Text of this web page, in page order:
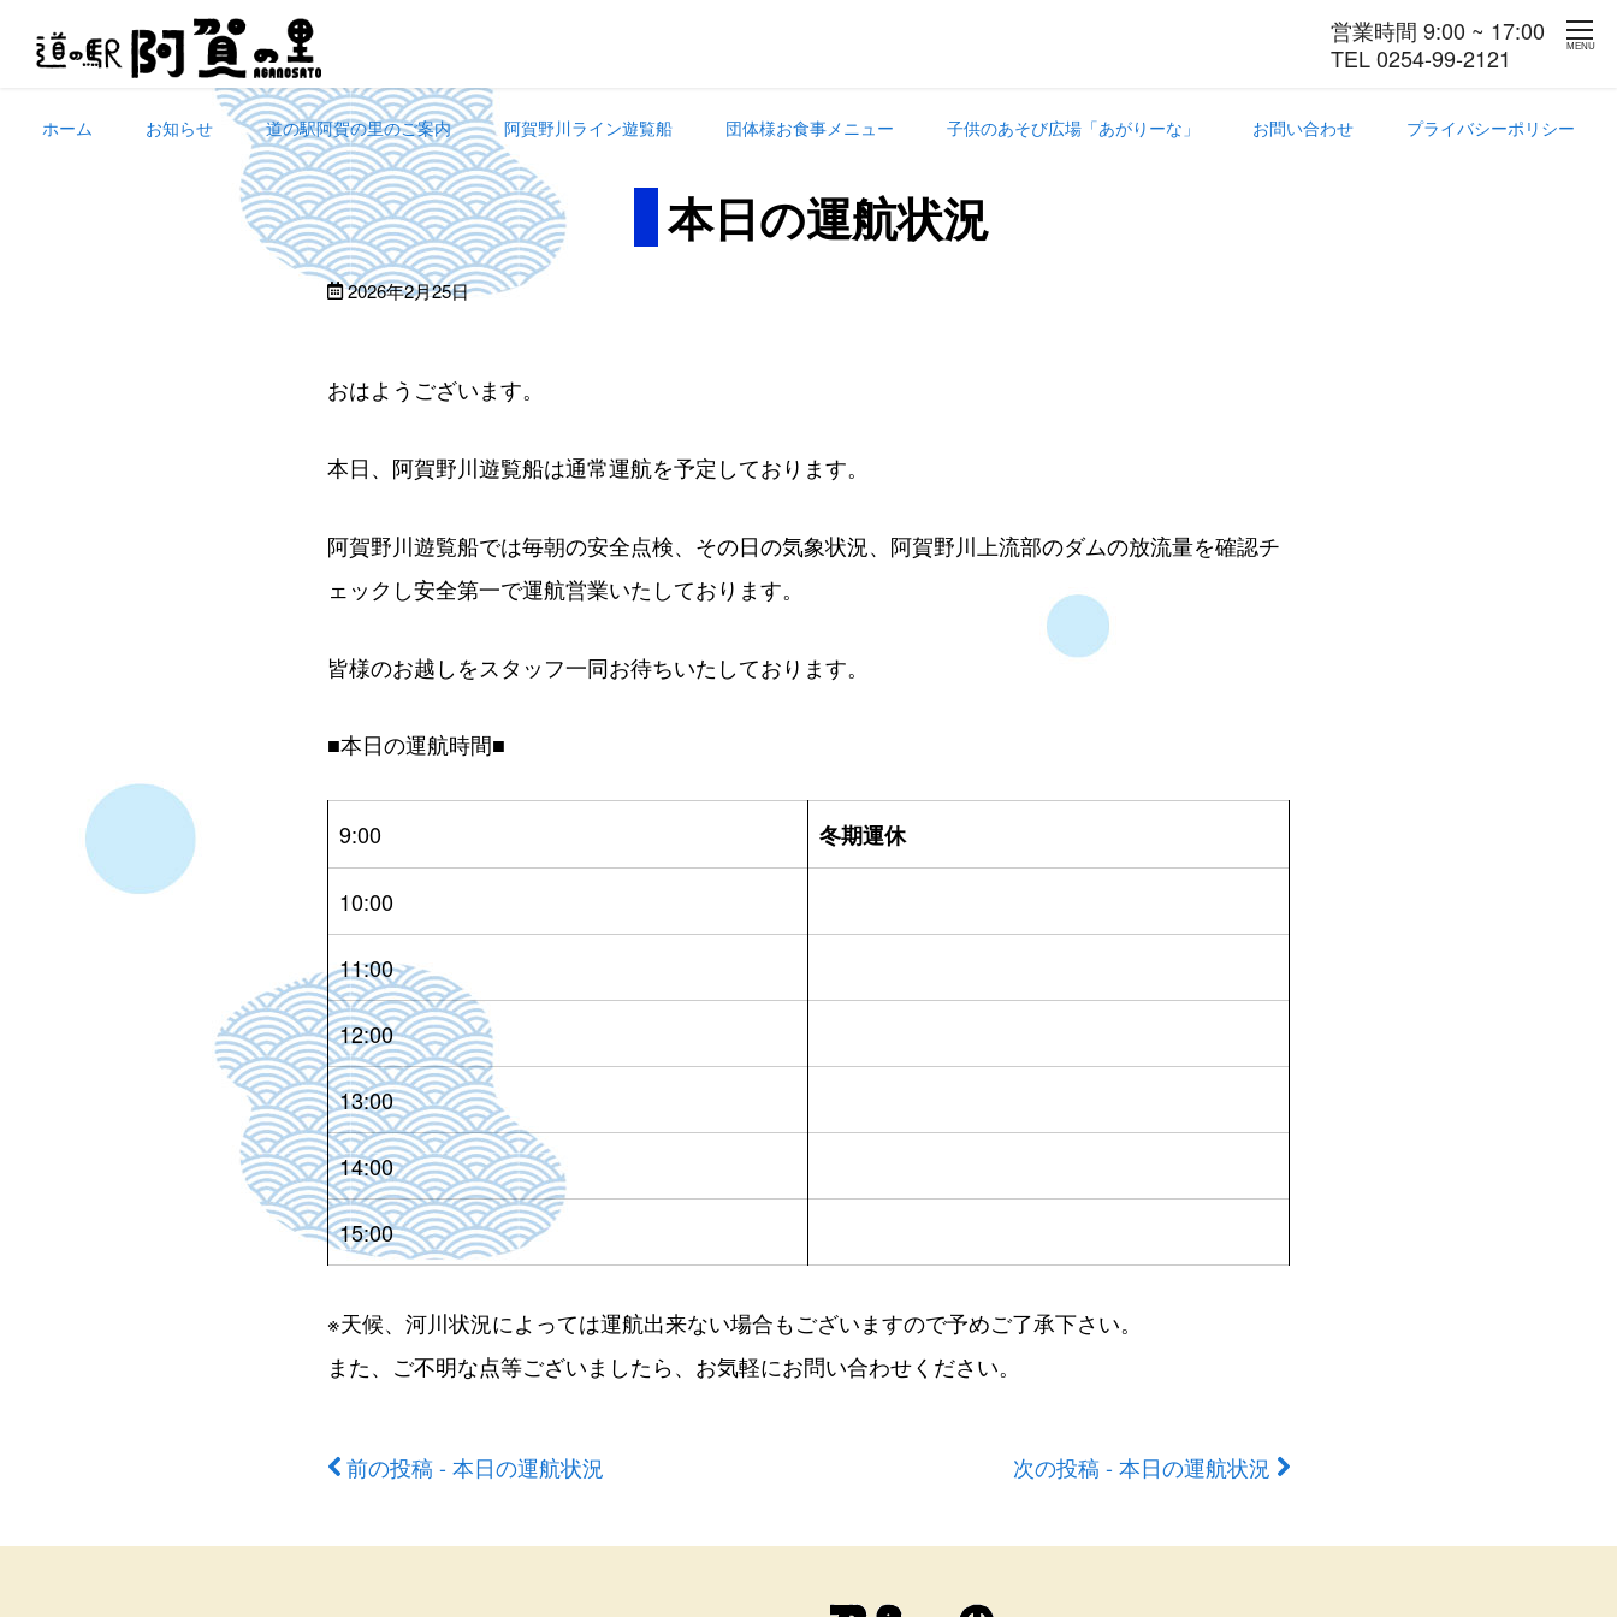
営業時間 9:00 ~ 17:00
TEL 0254-99-2121
MENU
ホーム お知らせ 道の駅阿賀の里のご案内 阿賀野川ライン遊覧船 団体様お食事メニュー 子供のあそび広場「あがりーな」 お問い合わせ プライバシーポリシー
本日の運航状況
2026年2月25日
おはようございます。
本日、阿賀野川遊覧船は通常運航を予定しております。
阿賀野川遊覧船では毎朝の安全点検、その日の気象状況、阿賀野川上流部のダムの放流量を確認チ
ェックし安全第一で運航営業いたしております。
皆様のお越しをスタッフ一同お待ちいたしております。
■本日の運航時間■
9:00 冬期運休
10:00
11:00
12:00
13:00
14:00
15:00
※天候、河川状況によっては運航出来ない場合もございますので予めご了承下さい。
また、ご不明な点等ございましたら、お気軽にお問い合わせください。
前
後
前の投稿 - 本日の運航状況 次の投稿 - 本日の運航状況